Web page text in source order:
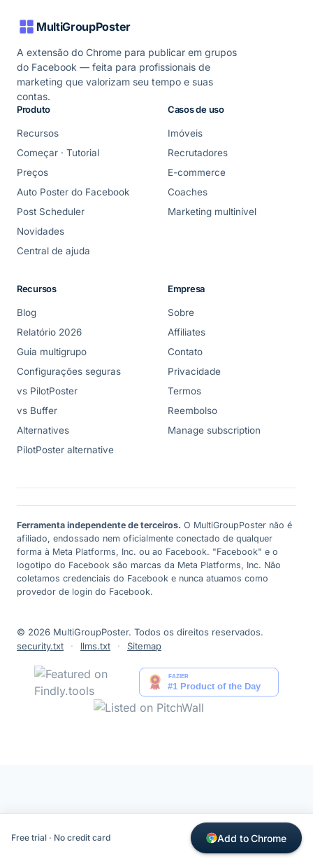
MultiGroupPoster
A extensão do Chrome para publicar em grupos
do Facebook — feita para profissionais de
marketing que valorizam seu tempo e suas
contas.
Produto
Recursos
Começar · Tutorial
Preços
Auto Poster do Facebook
Post Scheduler
Novidades
Central de ajuda
Casos de uso
Imóveis
Recrutadores
E-commerce
Coaches
Marketing multinível
Recursos
Blog
Relatório 2026
Guia multigrupo
Configurações seguras
vs PilotPoster
vs Buffer
Alternatives
PilotPoster alternative
Empresa
Sobre
Affiliates
Contato
Privacidade
Termos
Reembolso
Manage subscription
Ferramenta independente de terceiros. O MultiGroupPoster não é
afiliado, endossado nem oficialmente conectado de qualquer
forma à Meta Platforms, Inc. ou ao Facebook. "Facebook" e o
logotipo do Facebook são marcas da Meta Platforms, Inc. Não
coletamos credenciais do Facebook e nunca atuamos como
provedor de login do Facebook.
© 2026 MultiGroupPoster. Todos os direitos reservados.
security.txt
· llms.txt · Sitemap
Free trial · No credit card Add to Chrome